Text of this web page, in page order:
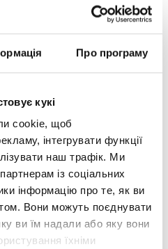
Про програму
кукі
cookie, щоб
інтегрувати функції
наш трафік. Ми
із соціальних
інформацію про те, як ви
Вони можуть поєднувати
ви їм надали або яку вони
їхніми
отримали міжнародне
використовують
понад 150 мільйонів
світу.
можливість
освітнім контентом!
навчального року
для навчання в
англійських) класах
для
англійської мови.
з Britannica
планують